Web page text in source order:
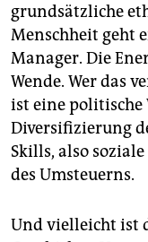
grundsätzliche
Menschheit geht
Manager. Die
Wende. Wer das
ist eine politische
Diversifizierung
Skills, also
des Umsteuerns.
Und vielleicht ist